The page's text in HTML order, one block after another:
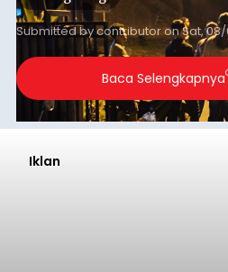
(NTT).
Submitted bycontributoronSat,
Baca Selengkapnya
Iklan